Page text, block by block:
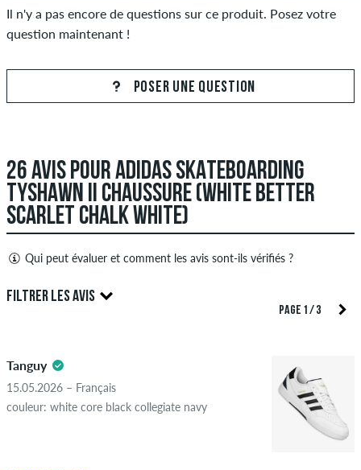
Il n'y a pas encore de questions sur ce produit. Posez votre
question maintenant !
POSER UNE QUESTION
26 AVIS POUR ADIDAS SKATEBOARDING
TYSHAWN II CHAUSSURE (WHITE BETTER
SCARLET CHALK WHITE)
Qui peut évaluer et comment les avis sont-ils vérifiés ?
Seules les personnes ayant un compte client skatedeluxe
peuvent créer des avis. Ceux-ci seront publiés après notre
violent la loi applicable ou les droits d'auteur ainsi que
contenant du spam et de la publicité de tiers ne seront pas
publiés. La note en étoiles d'un élément affiche la moyenne de
FILTRER LES AVIS
5.0
PAGE 1 / 3
Tanguy
15.05.2026 – Français
couleur: white core black collegiate navy